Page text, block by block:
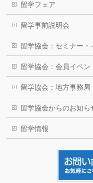
留学フェア
留学事前説明会
留学協会：セミナー・
留学協会：会員イベン
留学協会：地方事務局
留学協会からのお知ら
留学情報